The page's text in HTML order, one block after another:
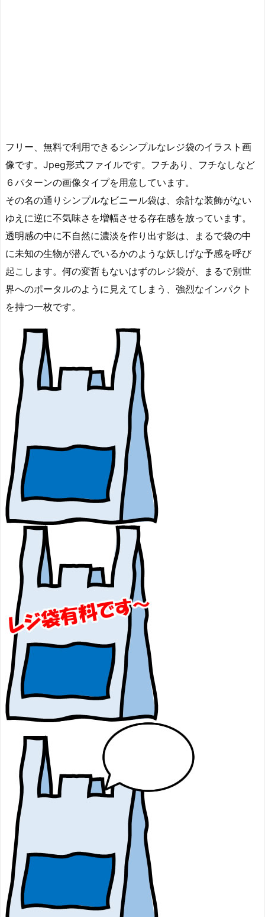
フリー、無料で利用できるシンプルなレジ袋のイラスト画
像です。Jpeg形式ファイルです。フチあり、フチなしなど
６パターンの画像タイプを用意しています。
その名の通りシンプルなビニール袋は、余計な装飾がない
ゆえに逆に不気味さを増幅させる存在感を放っています。
透明感の中に不自然に濃淡を作り出す影は、まるで袋の中
に未知の生物が潜んでいるかのような妖しげな予感を呼び
起こします。何の変哲もないはずのレジ袋が、まるで別世
界へのポータルのように見えてしまう、強烈なインパクト
を持つ一枚です。